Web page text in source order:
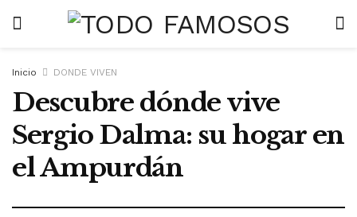
Inicio DONDE VIVEN
Descubre dónde vive
Sergio Dalma: su hogar en
el Ampurdán